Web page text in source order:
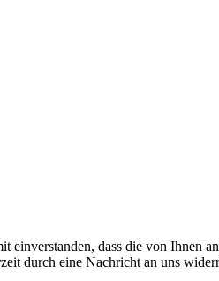
dass die von Ihnen
durch eine Nachricht an uns